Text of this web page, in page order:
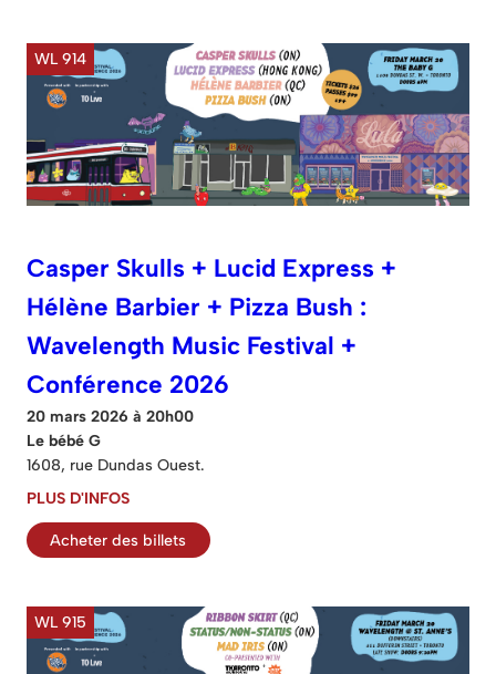
WL 914
Casper Skulls + Lucid Express +
Hélène Barbier + Pizza Bush :
Wavelength Music Festival +
Conférence 2026
20 mars 2026 à 20h00
Le bébé G
1608, rue Dundas Ouest.
PLUS D'INFOS
Acheter des billets
WL 915